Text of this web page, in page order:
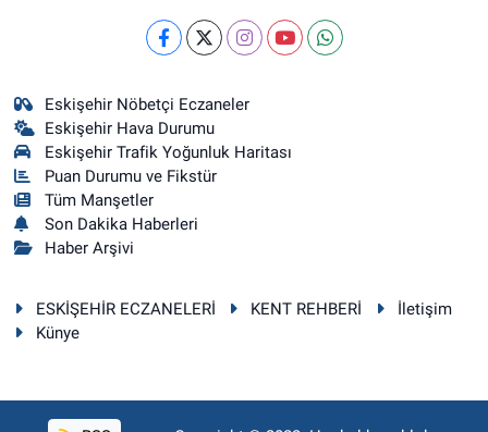
Eskişehir Nöbetçi Eczaneler
Eskişehir Hava Durumu
Eskişehir Trafik Yoğunluk Haritası
Puan Durumu ve Fikstür
Tüm Manşetler
Son Dakika Haberleri
Haber Arşivi
ESKİŞEHİR ECZANELERİ KENT REHBERİ
İletişim
Künye